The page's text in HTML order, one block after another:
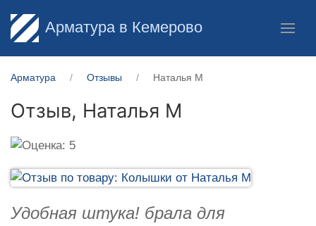
Арматура в Кемерово
Арматура Отзывы Наталья М
Отзыв, Наталья М
Удобная штука! брала для